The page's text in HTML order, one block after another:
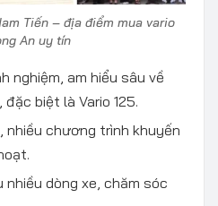
Tiến – địa điểm mua vario
An uy tín
nghiệm, am hiểu sâu về
biệt là Vario 125.
chương trình khuyến
nhiều dòng xe, chăm sóc